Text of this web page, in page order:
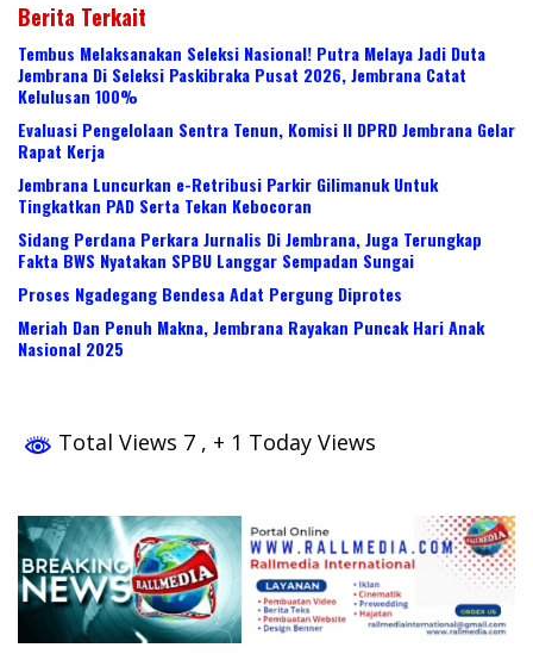
Berita Terkait
Tembus Melaksanakan Seleksi Nasional! Putra Melaya Jadi Duta
Jembrana Di Seleksi Paskibraka Pusat 2026, Jembrana Catat
Kelulusan 100%
Evaluasi Pengelolaan Sentra Tenun, Komisi II DPRD Jembrana Gelar
Rapat Kerja
Jembrana Luncurkan e-Retribusi Parkir Gilimanuk Untuk
Tingkatkan PAD Serta Tekan Kebocoran
Sidang Perdana Perkara Jurnalis Di Jembrana, Juga Terungkap
Fakta BWS Nyatakan SPBU Langgar Sempadan Sungai
Proses Ngadegang Bendesa Adat Pergung Diprotes
Meriah Dan Penuh Makna, Jembrana Rayakan Puncak Hari Anak
Nasional 2025
Total Views 7 , + 1 Today Views